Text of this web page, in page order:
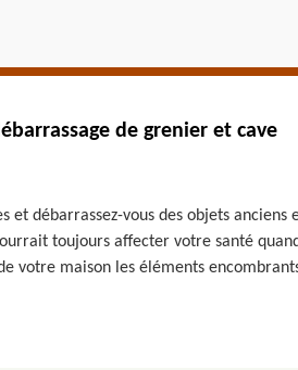
de grenier et cave
et débarrassez-vous des objets
toujours affecter votre santé
votre maison les éléments